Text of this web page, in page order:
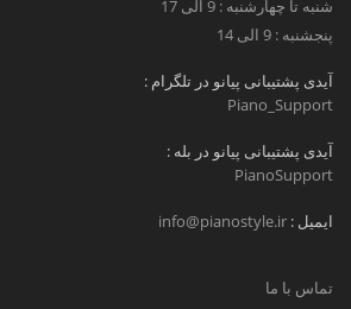
شنبه تا چهارشنبه : 9 الی 17
پنجشنبه : 9 الی 14
آیدی پشتیبانی پیانو در تلگرام :
Piano_Support
آیدی پشتیبانی پیانو در بله :
PianoSupport
ایمیل : info@pianostyle.ir
تماس با ما